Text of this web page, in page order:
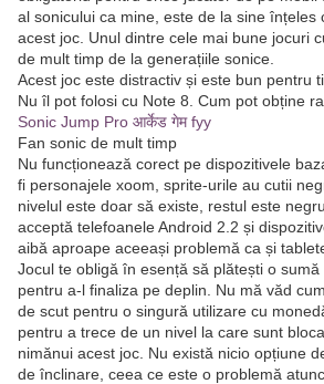
al sonicului ca mine, este de la sine înțeles
acest joc. Unul dintre cele mai bune jocuri
de mult timp de la generațiile sonice.
Acest joc este distractiv și este bun pentru
Nu îl pot folosi cu Note 8. Cum pot obține
Sonic Jump Pro आर्केड गेम fyy
Fan sonic de mult timp
Nu funcționează corect pe dispozitivele
fi personajele xoom, sprite-urile au cutii
nivelul este doar să existe, restul este
acceptă telefoanele Android 2.2 și
aibă aproape aceeași problemă ca și
Jocul te obligă în esență să plătești o
pentru a-l finaliza pe deplin. Nu mă văd
de scut pentru o singură utilizare cu
pentru a trece de un nivel la care sunt
nimănui acest joc. Nu există nicio opțiune
de înclinare, ceea ce este o problemă